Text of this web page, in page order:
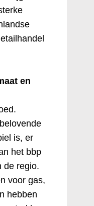
en
is, er
het bbp
de regio.
voor gas,
hebben